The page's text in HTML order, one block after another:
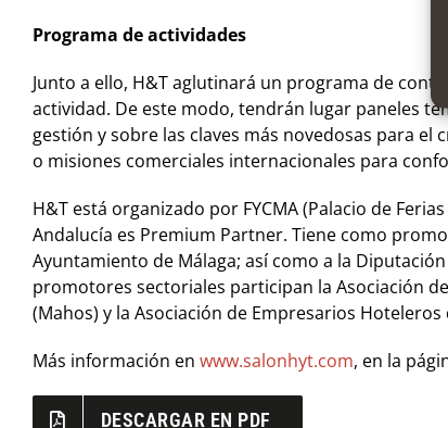
Programa de actividades
Junto a ello, H&T aglutinará un programa de
actividad. De este modo, tendrán lugar paneles
gestión y sobre las claves más novedosas para
o misiones comerciales internacionales para
H&T está organizado por FYCMA (Palacio de
Andalucía es Premium Partner. Tiene como
Ayuntamiento de Málaga; así como a la
promotores sectoriales participan la Asociación
(Mahos) y la Asociación de Empresarios Hoteleros
Más información en www.salonhyt.com, en la
DESCARGAR EN PDF